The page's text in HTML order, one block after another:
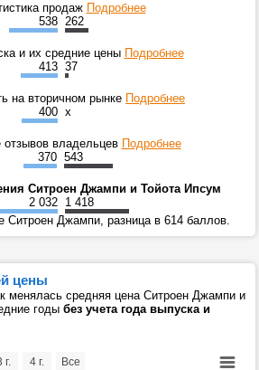
продаж Подробнее
538 262
и их средние цены Подробнее
413 37
на вторичном рынке Подробнее
400 x
отзывов владельцев Подробнее
370 543
Ситроен Джампи и Тойота Ипсум
2 032 1 418
Ситроен Джампи, разница в 614 баллов.
цены
менялась средняя цена Ситроен Джампи и
годы без учета года выпуска и
г. 4 г. Все